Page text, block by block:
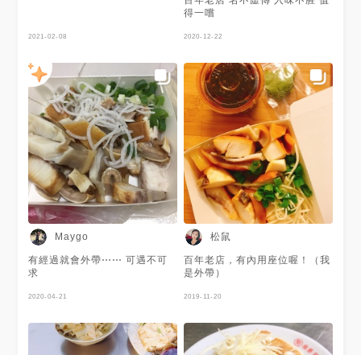
2021-02-08
得一嚐
2020-12-22
Maygo
有經過就會外帶⋯⋯ 可遇不可
求
2020-04-21
松鼠
百年老店，有內用座位喔！（我
是外帶）
2019-11-20